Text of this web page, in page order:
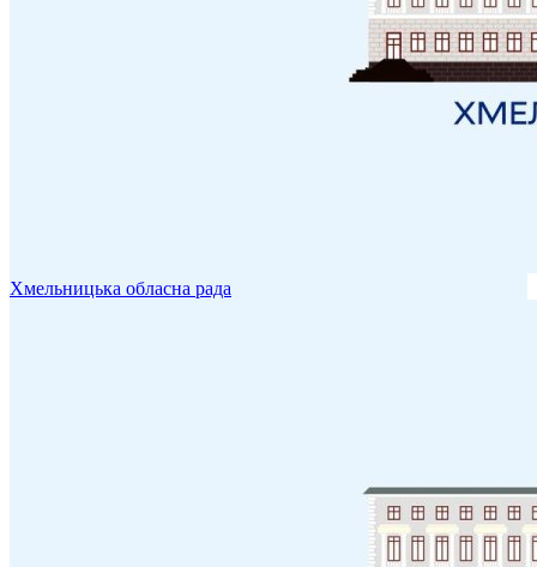
Хмельницька обласна рада